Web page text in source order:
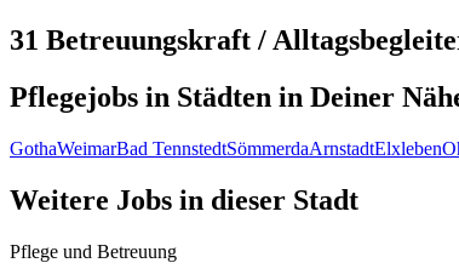
31 Betreuungskraft /
Pflegejobs in Städten in Deiner
GothaWeimarBad TennstedtSömmerdaArnstadtElxleben
Weitere Jobs in dieser Stadt
Pflege und Betreuung